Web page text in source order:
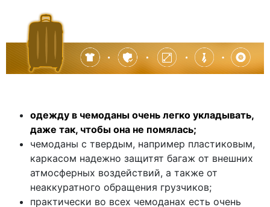
одежду в чемоданы очень легко укладывать,
даже так, чтобы она не помялась;
чемоданы с твердым, например пластиковым,
каркасом надежно защитят багаж от внешних
атмосферных воздействий, а также от
неаккуратного обращения грузчиков;
практически во всех чемоданах есть очень